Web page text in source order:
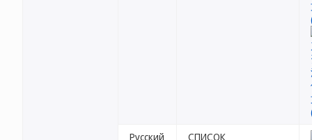
Русский
СПИСОК